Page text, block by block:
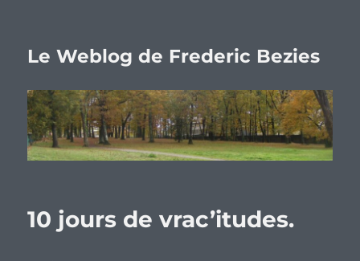
Le Weblog de Frederic Bezies
10 jours de vrac’itudes.